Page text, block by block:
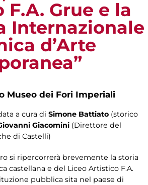
Grue e la
Internazionale
d’Arte
Museo dei Fori Imperiali
a cura di Simone Battiato (storico
Giacomini (Direttore del
di Castelli)
si ripercorrerà brevemente la storia
castellana e del Liceo Artistico F.A.
pubblica sita nel paese di